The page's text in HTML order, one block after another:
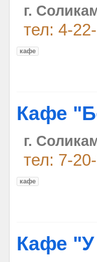
г.
тел: 4-
кафе
Кафе
г.
тел: 7-
кафе
Кафе